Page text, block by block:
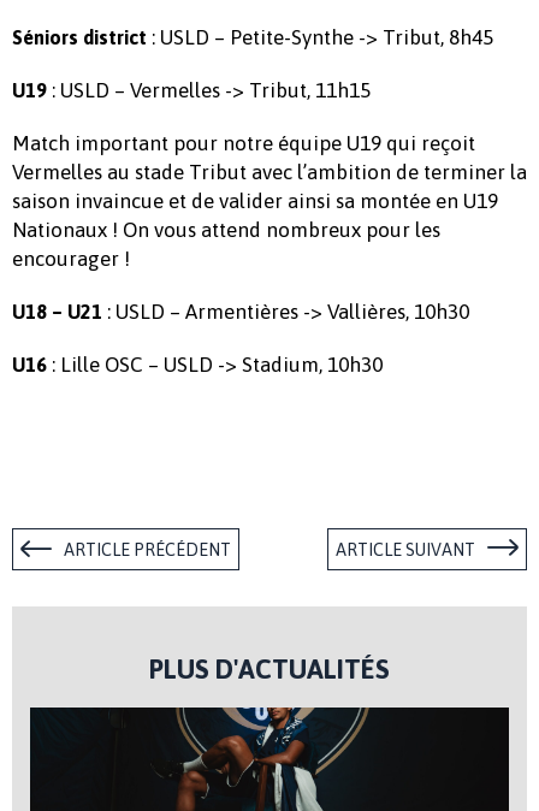
Séniors district : USLD – Petite-Synthe -> Tribut, 8h45
U19 : USLD – Vermelles -> Tribut, 11h15
Match important pour notre équipe U19 qui reçoit
Vermelles au stade Tribut avec l’ambition de terminer la
saison invaincue et de valider ainsi sa montée en U19
Nationaux ! On vous attend nombreux pour les
encourager !
U18 – U21 : USLD – Armentières -> Vallières, 10h30
U16 : Lille OSC – USLD -> Stadium, 10h30
ARTICLE PRÉCÉDENT ARTICLE SUIVANT
PLUS D'ACTUALITÉS